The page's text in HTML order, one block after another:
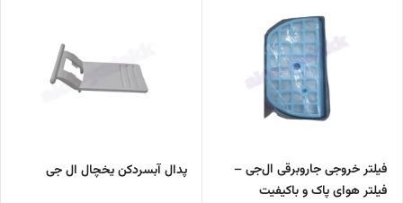
فیلتر خروجی جاروبرقی ال‌جی –
فیلتر هوای پاک و باکیفیت
پدال آبسردکن یخچال ال جی